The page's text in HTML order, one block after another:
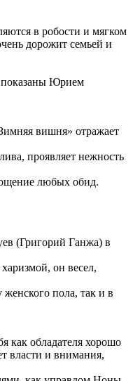
в робости и мягком
дорожит семьей и
показаны Юрием
вишня» отражает
проявляет нежность
любых обид.
(Григорий Ганжа) в
он весел,
женского пола, так и в
как обладателя хорошо
власти и внимания,